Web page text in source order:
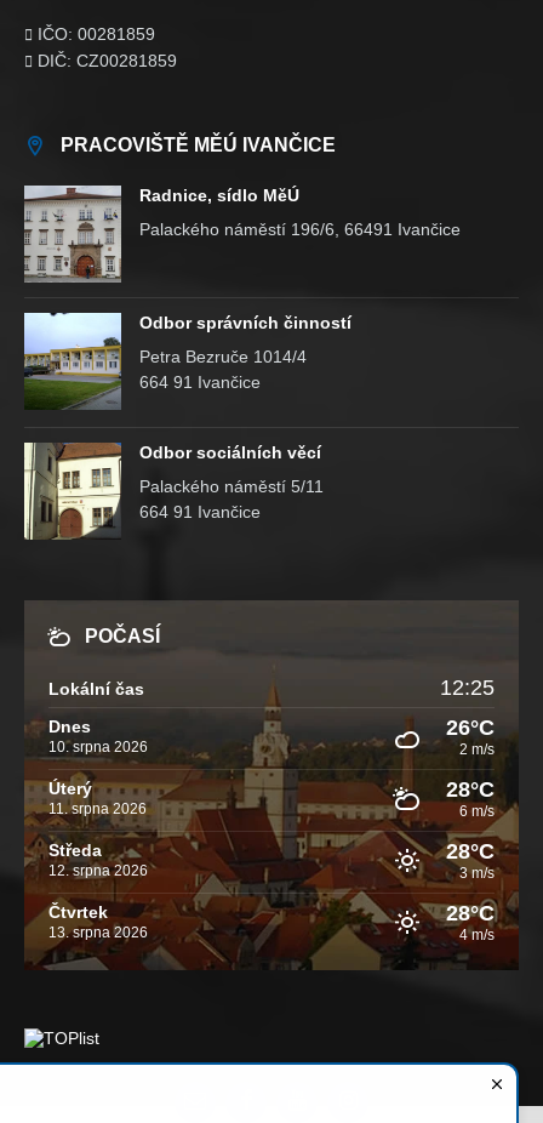
 IČO: 00281859
 DIČ: CZ00281859
PRACOVIŠTĚ MĚÚ IVANČICE
Radnice, sídlo MěÚ
Palackého náměstí 196/6, 66491 Ivančice
Odbor správních činností
Petra Bezruče 1014/4
664 91 Ivančice
Odbor sociálních věcí
Palackého náměstí 5/11
664 91 Ivančice
POČASÍ
Lokální čas 12:25
Dnes
10. srpna 2026
26°C
2 m/s
Úterý
11. srpna 2026
28°C
6 m/s
Středa
12. srpna 2026
28°C
3 m/s
Čtvrtek
13. srpna 2026
28°C
4 m/s